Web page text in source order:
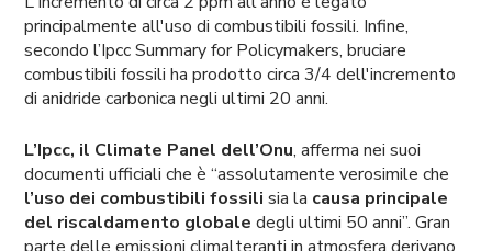
principalmente all'uso di combustibili fossili. Infine,
secondo l’Ipcc Summary for Policymakers, bruciare
combustibili fossili ha prodotto circa 3/4 dell'incremento
di anidride carbonica negli ultimi 20 anni.
L’Ipcc, il Climate Panel dell’Onu, afferma nei suoi
documenti ufficiali che è “assolutamente verosimile che
l’uso dei combustibili fossili sia la causa principale
del riscaldamento globale degli ultimi 50 anni”. Gran